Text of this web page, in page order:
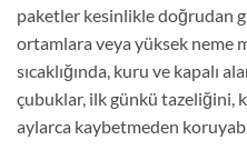
paketler kesinlikle doğrudan
ortamlara veya yüksek neme
sıcaklığında, kuru ve kapalı
çubuklar, ilk günkü tazeliğini,
aylarca kaybetmeden